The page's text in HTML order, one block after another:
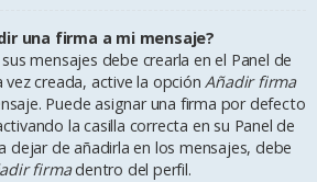
una firma a mi mensaje?
mensajes debe crearla en el Panel de
vez creada, active la opciónAñadir firma
Puede asignar una firma por defecto
la casilla correcta en su Panel de
dejar de añadirla en los mensajes, debe
firmadentro del perfil.